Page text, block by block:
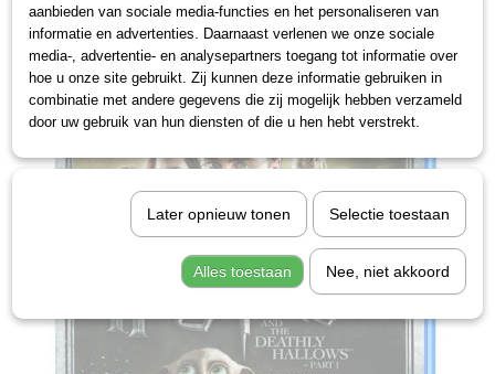
aanbieden van sociale media-functies en het personaliseren van
informatie en advertenties. Daarnaast verlenen we onze sociale
media-, advertentie- en analysepartners toegang tot informatie over
hoe u onze site gebruikt. Zij kunnen deze informatie gebruiken in
combinatie met andere gegevens die zij mogelijk hebben verzameld
door uw gebruik van hun diensten of die u hen hebt verstrekt.
Later opnieuw tonen Selectie toestaan
Alles toestaan Nee, niet akkoord